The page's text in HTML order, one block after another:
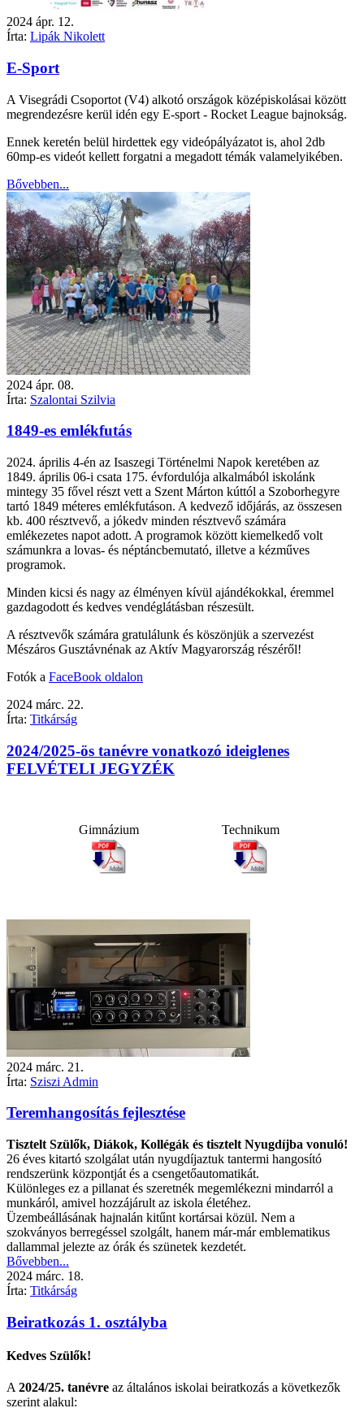
2024 ápr. 12.
Írta: Lipák Nikolett
E-Sport
A Visegrádi Csoportot (V4) alkotó országok középiskolásai között
megrendezésre kerül idén egy E-sport - Rocket League bajnokság.
Ennek keretén belül hirdettek egy videópályázatot is, ahol 2db
60mp-es videót kellett forgatni a megadott témák valamelyikében.
Bővebben...
2024 ápr. 08.
Írta: Szalontai Szilvia
1849-es emlékfutás
2024. április 4-én az Isaszegi Történelmi Napok keretében az
1849. április 06-i csata 175. évfordulója alkalmából iskolánk
mintegy 35 fővel részt vett a Szent Márton kúttól a Szoborhegyre
tartó 1849 méteres emlékfutáson. A kedvező időjárás, az összesen
kb. 400 résztvevő, a jókedv minden résztvevő számára
emlékezetes napot adott. A programok között kiemelkedő volt
számunkra a lovas- és néptáncbemutató, illetve a kézműves
programok.
Minden kicsi és nagy az élményen kívül ajándékokkal, éremmel
gazdagodott és kedves vendéglátásban részesült.
A résztvevők számára gratulálunk és köszönjük a szervezést
Mészáros Gusztávnénak az Aktív Magyarország részéről!
Fotók a FaceBook oldalon
2024 márc. 22.
Írta: Titkárság
2024/2025-ös tanévre vonatkozó ideiglenes
FELVÉTELI JEGYZÉK
Gimnázium Technikum
2024 márc. 21.
Írta: Sziszi Admin
Teremhangosítás fejlesztése
Tisztelt Szülők, Diákok, Kollégák és tisztelt Nyugdíjba vonuló!
26 éves kitartó szolgálat után nyugdíjaztuk tantermi hangosító
rendszerünk központját és a csengetőautomatikát.
Különleges ez a pillanat és szeretnék megemlékezni mindarról a
munkáról, amivel hozzájárult az iskola életéhez.
Üzembeállásának hajnalán kitűnt kortársai közül. Nem a
szokványos berregéssel szolgált, hanem már-már emblematikus
dallammal jelezte az órák és szünetek kezdetét.
Bővebben...
2024 márc. 18.
Írta: Titkárság
Beiratkozás 1. osztályba
Kedves Szülők!
A 2024/25. tanévre az általános iskolai beiratkozás a következők
szerint alakul: